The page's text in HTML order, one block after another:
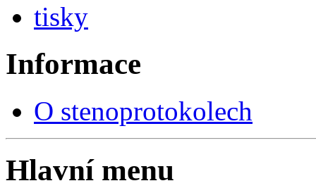
tisky
Informace
O stenoprotokolech
Hlavní menu